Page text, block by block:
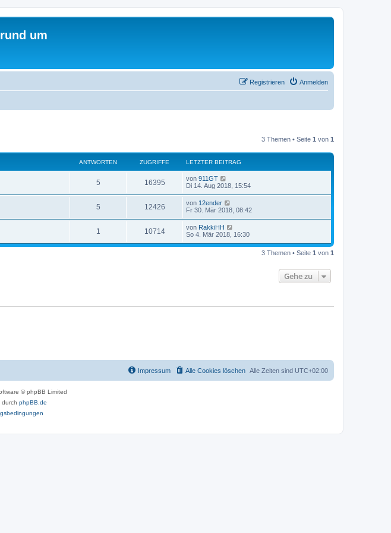
um
Anmelden
Registrieren
3 Themen • Seite 1 von 1
ANTWORTEN ZUGRIFFE LETZTER BEITRAG
5 16395 von 911GT
Di 14. Aug 2018, 15:54
5 12426 von 12ender
Fr 30. Mär 2018, 08:42
1 10714 von RakkiHH
So 4. Mär 2018, 16:30
3 Themen • Seite 1 von 1
Gehe zu
Alle Zeiten sind UTC+02:00
Alle Cookies löschen
Impressum
© phpBB Limited
durch phpBB.de